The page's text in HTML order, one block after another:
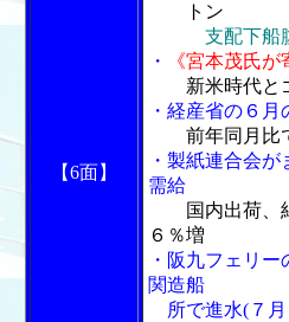
【6面】
トン
支配下船
・
《宮本茂氏が
新米時代と
・経産省の６
前年同月比
・製紙連合会
需給
国内出荷、
６％増
・阪九フェリ
関造船
所で進水(７月